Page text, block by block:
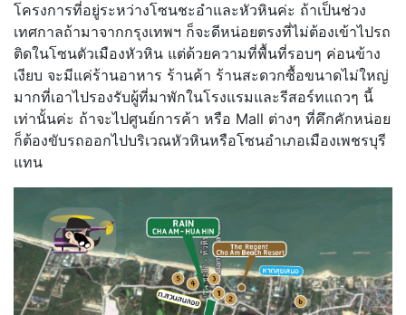
โครงการที่อยู่ระหว่างโซนชะอำและหัวหินค่ะ ถ้าเป็นช่วง
เทศกาลถ้ามาจากกรุงเทพฯ ก็จะดีหน่อยตรงที่ไม่ต้องเข้าไปรถ
ติดในโซนตัวเมืองหัวหิน แต่ด้วยความที่พื้นที่รอบๆ ค่อนข้าง
เงียบ จะมีแค่ร้านอาหาร ร้านค้า ร้านสะดวกซื้อขนาดไม่ใหญ่
มากที่เอาไปรองรับผู้ที่มาพักในโรงแรมและรีสอร์ทแถวๆ นี้
เท่านั้นค่ะ ถ้าจะไปศูนย์การค้า หรือ Mall ต่างๆ ที่คึกคักหน่อย
ก็ต้องขับรถออกไปบริเวณหัวหินหรือโซนอำเภอเมืองเพชรบุรี
แทน